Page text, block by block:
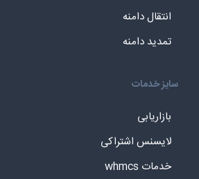
انتقال دامنه
تمدید دامنه
سایز خدمات
بازاریابی
لایسنس اشتراکی
خدمات whmcs